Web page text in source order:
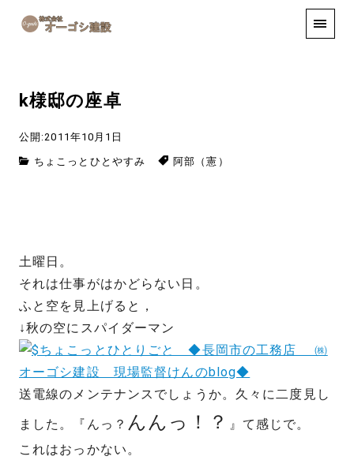
手しごと
k様邸の座卓
公開:2011年10月1日
ちょこっとひとやすみ 阿部（憲）
土曜日。
それは仕事がはかどらない日。
ふと空を見上げると，
↓秋の空にスパイダーマン
送電線のメンテナンスでしょうか。久々に二度見し
ました。『んっ？ んんっ！？
』て感じで。
これはおっかない。